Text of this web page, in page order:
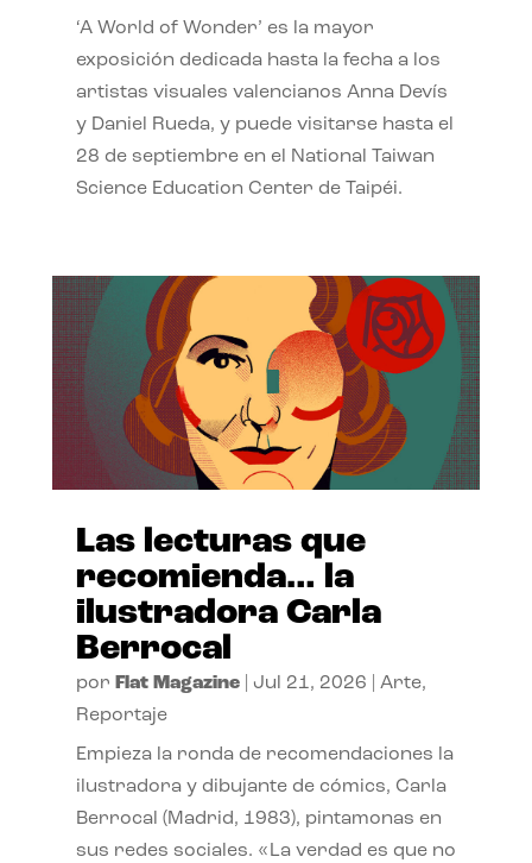
‘A World of Wonder’ es la mayor
exposición dedicada hasta la fecha a los
artistas visuales valencianos Anna Devís
y Daniel Rueda, y puede visitarse hasta el
28 de septiembre en el National Taiwan
Science Education Center de Taipéi.
Las lecturas que
recomienda… la
ilustradora Carla
Berrocal
por Flat Magazine| Jul 21, 2026 Arte,
Reportaje
Empieza la ronda de recomendaciones la
ilustradora y dibujante de cómics, Carla
Berrocal (Madrid, 1983), pintamonas en
sus redes sociales. «La verdad es que no